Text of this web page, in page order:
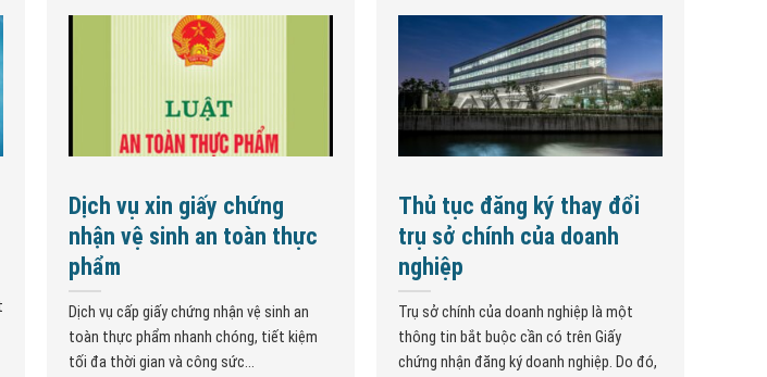
Dịch vụ xin giấy chứng
nhận vệ sinh an toàn thực
phẩm
Dịch vụ cấp giấy chứng nhận vệ sinh an
toàn thực phẩm nhanh chóng, tiết kiệm
tối đa thời gian và công sức...
Thủ tục đăng ký thay đổi
trụ sở chính của doanh
nghiệp
Trụ sở chính của doanh nghiệp là một
thông tin bắt buộc cần có trên Giấy
chứng nhận đăng ký doanh nghiệp. Do đó,